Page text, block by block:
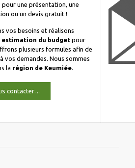
une présentation, une
ou un devis gratuit !
vos besoins et réalisons
estimation du budgetpour
plusieurs formules afin de
vos demandes. Nous sommes
la région de Keumiée.
contacter…